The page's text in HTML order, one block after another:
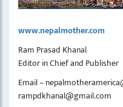
www.nepalmother.com
Ram Prasad Khanal
Editor in Chief and Publisher
Email –
rampdkhanal@gmail.com